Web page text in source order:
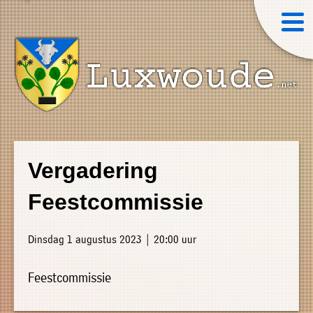
Vergadering
Feestcommissie
Dinsdag 1 augustus 2023 | 20:00 uur
Feestcommissie
»
Home
»
Welkom
»
Nieuws
»
Agenda
»
Luxwoude.net
website@luxwoude.net
Plaatselijk
belang
Op
dit
moment
bestaat
het
bestuur